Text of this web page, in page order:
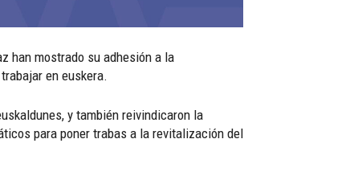
han mostrado su adhesión a la
en euskera.
y también reivindicaron la
para poner trabas a la revitalización del